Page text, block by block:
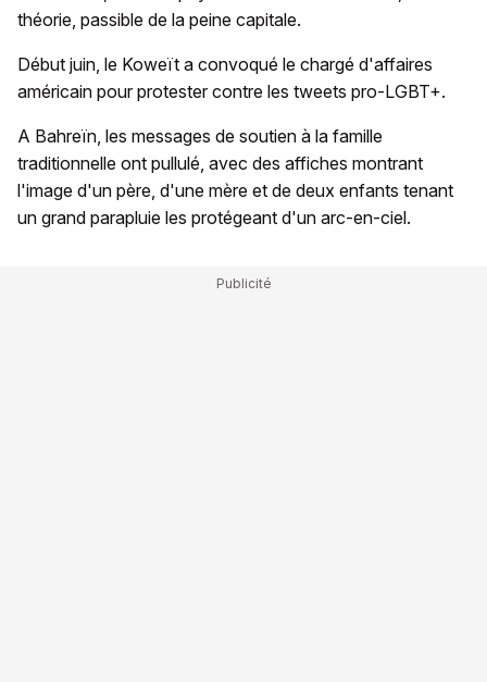
théorie, passible de la peine capitale.
Début juin, le Koweït a convoqué le chargé d'affaires
américain pour protester contre les tweets pro-LGBT+.
A Bahreïn, les messages de soutien à la famille
traditionnelle ont pullulé, avec des affiches montrant
l'image d'un père, d'une mère et de deux enfants tenant
un grand parapluie les protégeant d'un arc-en-ciel.